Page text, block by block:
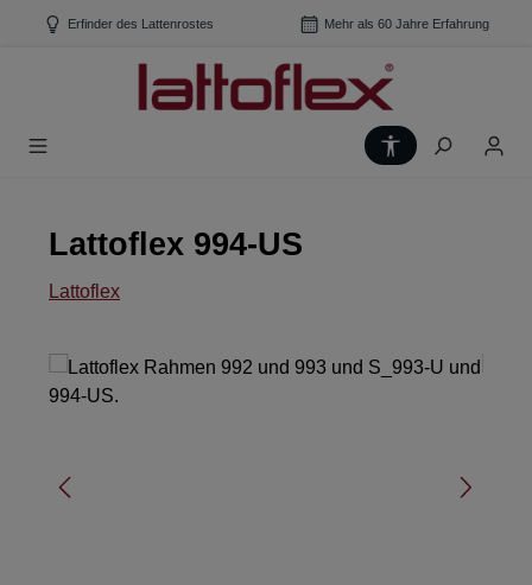
Zum Hauptinhalt springen
Erfinder des Lattenrostes Mehr als 60 Jahre Erfahrung
Lattoflex 994-US
Lattoflex
Bildergalerie überspringen